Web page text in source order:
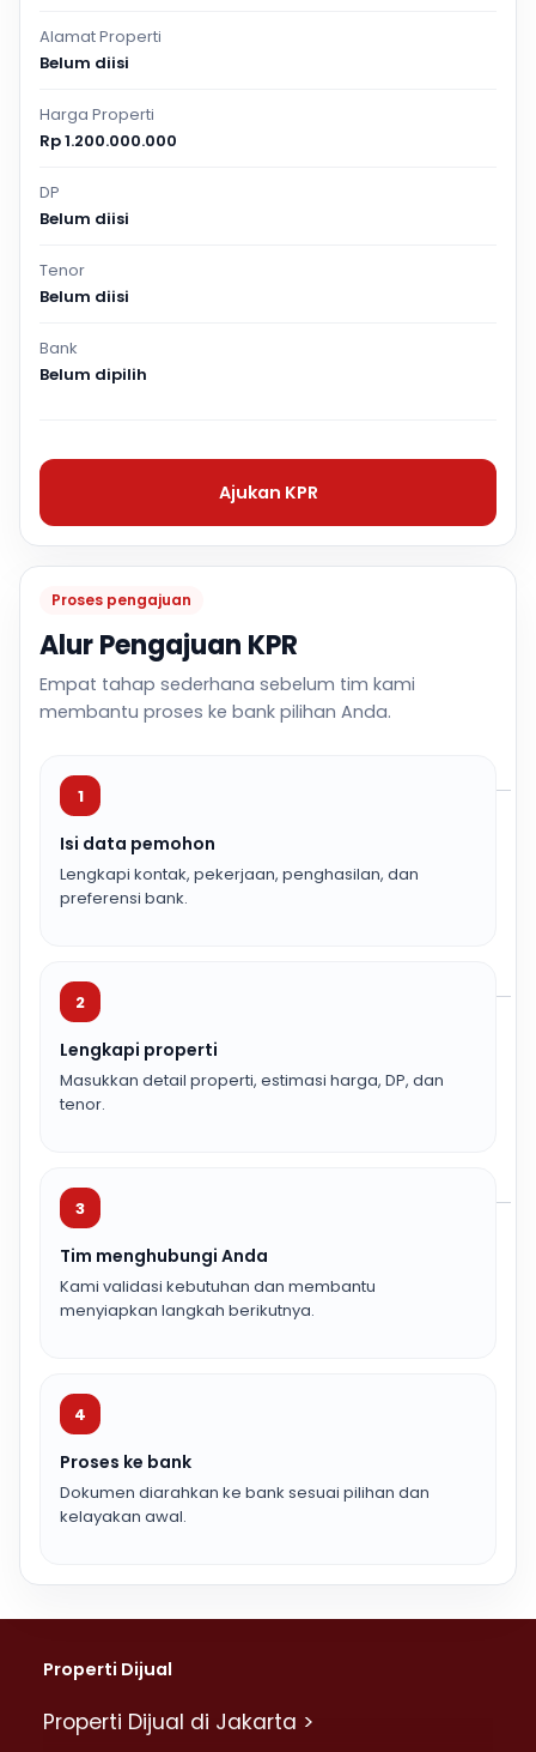
Proses pengajuan
Alur Pengajuan KPR
Empat tahap sederhana sebelum tim kami
membantu proses ke bank pilihan Anda.
1
Isi data pemohon
Lengkapi kontak, pekerjaan, penghasilan, dan
preferensi bank.
2
Lengkapi properti
Masukkan detail properti, estimasi harga, DP, dan
tenor.
3
Tim menghubungi Anda
Kami validasi kebutuhan dan membantu
menyiapkan langkah berikutnya.
4
Proses ke bank
Dokumen diarahkan ke bank sesuai pilihan dan
kelayakan awal.
Alamat Properti
Belum diisi
Harga Properti
Rp 1.200.000.000
DP
Belum diisi
Tenor
Belum diisi
Bank
Belum dipilih
Ajukan KPR
Properti Dijual
Properti Dijual di Jakarta >